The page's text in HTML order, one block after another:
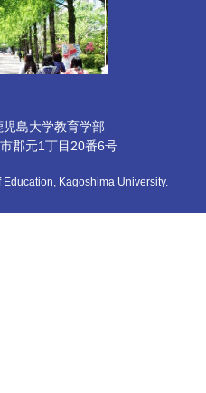
島大学教育学部
郡元1丁目20番6号
Kagoshima University.